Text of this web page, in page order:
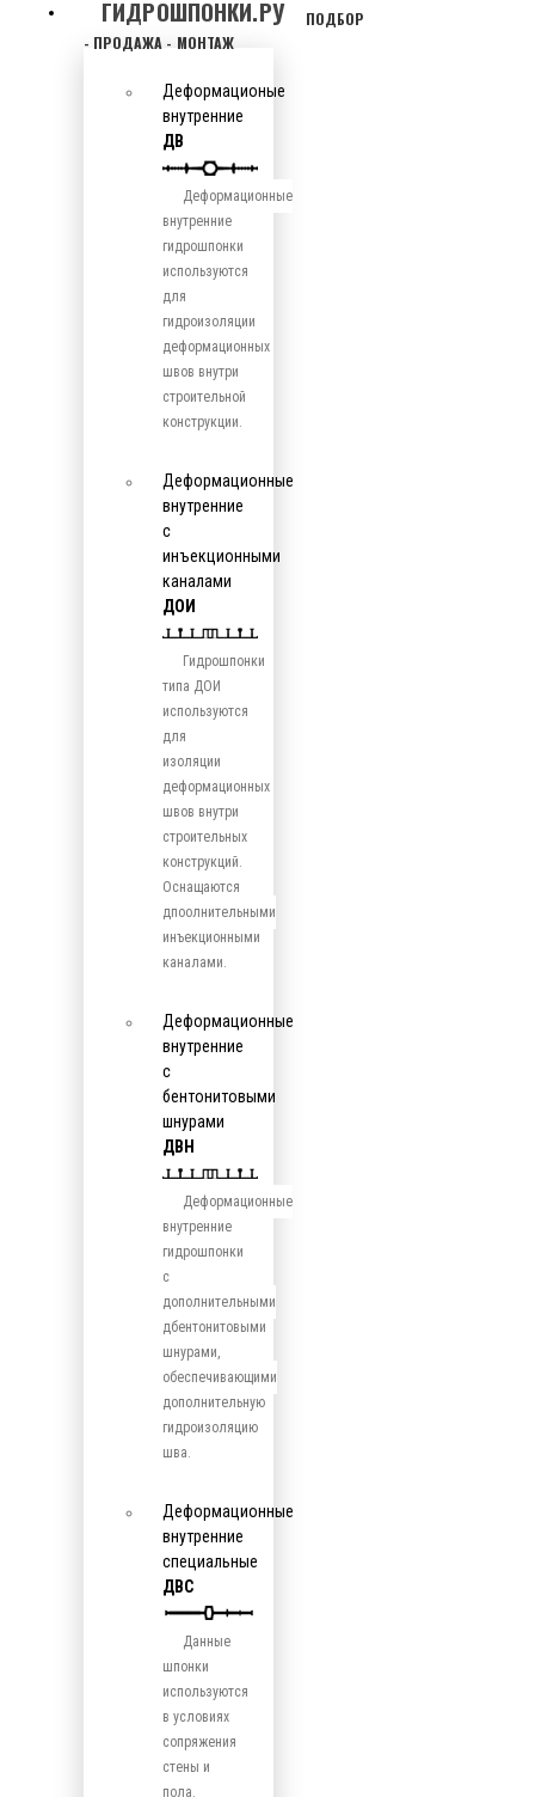
ГИДРОШПОНКИ.РУ
ПОДБОР
- ПРОДАЖА - МОНТАЖ
Деформационые
внутренние
ДВ
Деформационные
внутренние
гидрошпонки
используются
для
гидроизоляции
деформационных
швов внутри
строительной
конструкции.
Деформационные
внутренние
с
инъекционными
каналами
ДОИ
Гидрошпонки
типа ДОИ
используются
для
изоляции
деформационных
швов внутри
строительных
конструкций.
Оснащаются
дпоолнительными
инъекционными
каналами.
Деформационные
внутренние
с
бентонитовыми
шнурами
ДВН
Деформационные
внутренние
гидрошпонки
с
дополнительными
дбентонитовыми
шнурами,
обеспечивающими
дополнительную
гидроизоляцию
шва.
Деформационные
внутренние
специальные
ДВС
Данные
шпонки
используются
в условиях
сопряжения
стены и
пола.